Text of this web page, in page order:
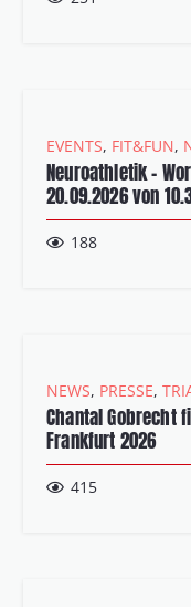
EVENTS, FIT&FUN,
Neuroathletik –
20.09.2026 von
188
NEWS, PRESSE,
Chantal Gobrecht
Frankfurt 2026
415